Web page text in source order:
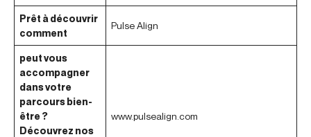
Prêt à découvrir
comment
Pulse Align
peut vous
accompagner
dans votre
parcours bien-
être ?
Découvrez nos
www.pulsealign.com